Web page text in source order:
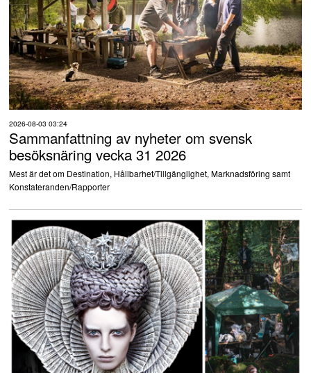
2026-08-03 03:24
Sammanfattning av nyheter om svensk
besöksnäring vecka 31 2026
Mest är det om Destination, Hållbarhet/Tillgänglighet, Marknadsföring samt
Konstateranden/Rapporter